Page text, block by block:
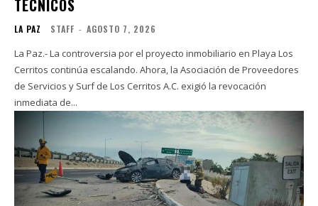
TÉCNICOS
LA PAZ STAFF - AGOSTO 7, 2026
La Paz.- La controversia por el proyecto inmobiliario en Playa Los
Cerritos continúa escalando. Ahora, la Asociación de Proveedores
de Servicios y Surf de Los Cerritos A.C. exigió la revocación
inmediata de...